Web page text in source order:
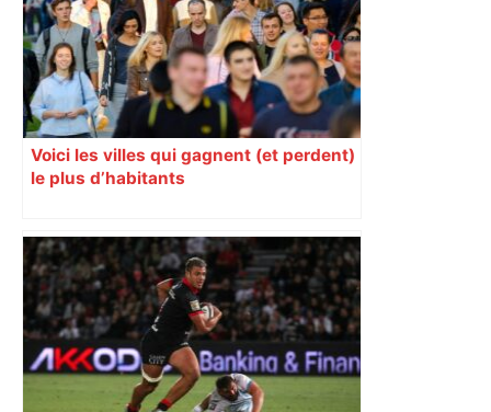
Voici les villes qui gagnent (et perdent)
le plus d’habitants